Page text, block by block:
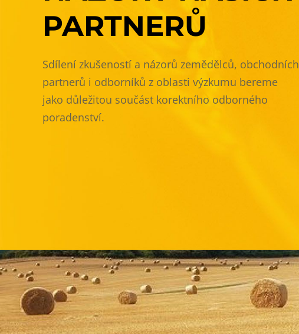
PARTNERŮ
Sdílení zkušeností a názorů zemědělců, obchodních
partnerů i odborníků z oblasti výzkumu bereme
jako důležitou součást korektního odborného
poradenství.